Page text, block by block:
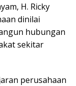
H. Ricky
dinilai
hubungan
sekitar
perusahaan